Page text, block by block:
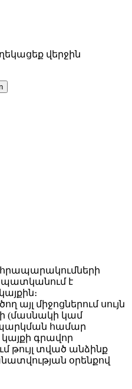
վերջին
հրապարակումների
պատկանում է
այլ միջոցներում սույն
(մասնակի կամ
համար
կայքի գրավոր
թույլ տված անձինք
օրենքով